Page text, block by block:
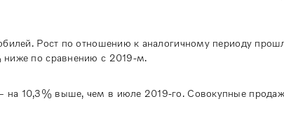
Рост по отношению к аналогичному периоду
ниже по сравнению с 2019-м.
10,3% выше, чем в июле 2019-го. Совокупные